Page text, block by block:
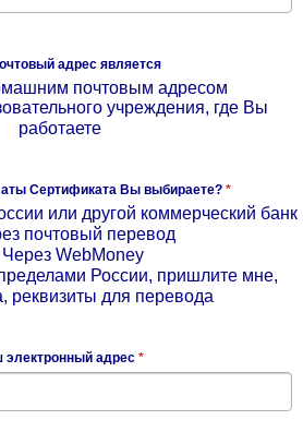
адрес является
почтовым адресом
учреждения, где Вы
работаете
Сертификата Вы выбираете? *
или другой коммерческий банк
почтовый перевод
Через WebMoney
России, пришлите мне,
реквизиты для перевода
электронный адрес *